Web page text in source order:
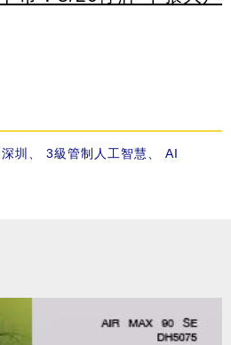
深圳 3級管制人工智慧 AI